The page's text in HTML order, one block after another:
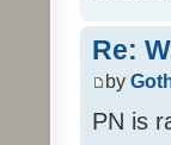
Re:
by
PN is